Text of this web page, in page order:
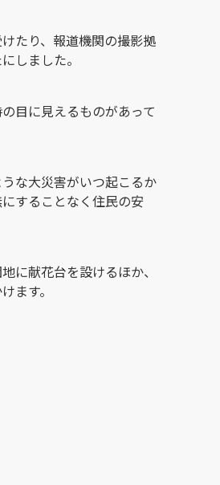
たり、報道機関の撮影拠
しました。
目に見えるものがあって
な大災害がいつ起こるか
することなく住民の安
に献花台を設けるほか、
ます。